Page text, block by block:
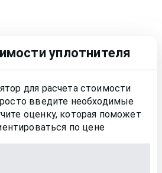
уплотнителя
для расчета стоимости
введите необходимые
оценку, которая поможет
по цене